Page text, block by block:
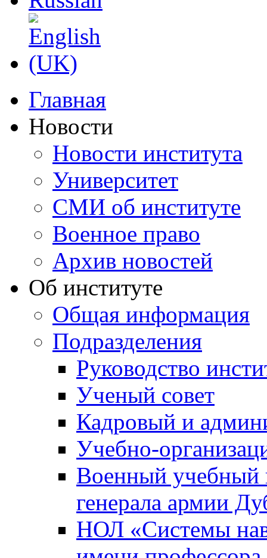
Главная
Новости
Новости института
Университет
СМИ об институте
Военное право
Архив новостей
Об институте
Общая информация
Подразделения
Руководство
Ученый совет
Кадровый и
Учебно-
Военный учебный
генерала армии
НОЛ «Системы